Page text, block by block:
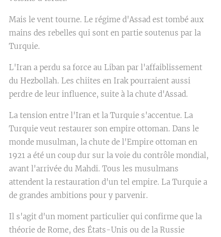
Mais le vent tourne. Le régime d'Assad est tombé aux
mains des rebelles qui sont en partie soutenus par la
Turquie.
L'Iran a perdu sa force au Liban par l'affaiblissement
du Hezbollah. Les chiites en Irak pourraient aussi
perdre de leur influence, suite à la chute d'Assad.
La tension entre l'Iran et la Turquie s'accentue. La
Turquie veut restaurer son empire ottoman. Dans le
monde musulman, la chute de l'Empire ottoman en
1921 a été un coup dur sur la voie du contrôle mondial,
avant l'arrivée du Mahdi. Tous les musulmans
attendent la restauration d'un tel empire. La Turquie a
de grandes ambitions pour y parvenir.
Il s'agit d'un moment particulier qui confirme que la
théorie de Rome, des États-Unis ou de la Russie